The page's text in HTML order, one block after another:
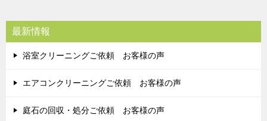
最新情報
浴室クリーニングご依頼 お客様の声
エアコンクリーニングご依頼 お客様の声
庭石の回収・処分ご依頼 お客様の声